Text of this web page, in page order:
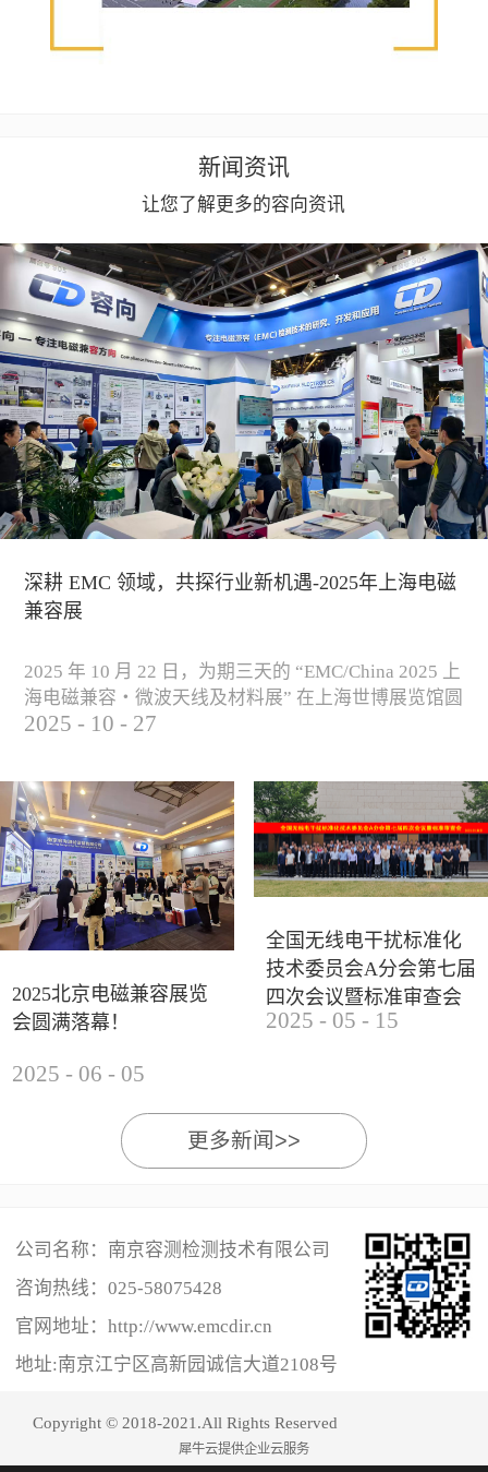
新闻资讯
让您了解更多的容向资讯
深耕 EMC 领域，共探行业新机遇-2025年上海电磁
兼容展
2025 年 10 月 22 日，为期三天的 “EMC/China 2025 上
海电磁兼容・微波天线及材料展” 在上海世博展览馆圆
满落下帷幕。作为电磁兼容领域的行业盛会，本届展
研讨及产品展示等多种形式，深入交流行业见解，踊
跃探索合作空间，为电磁兼容领域的高质量发展汇聚
了新动能。产品展示展会现场，公司展示了...
2025 - 10 - 27
2025北京电磁兼容展览
会圆满落幕！
2025 - 06 - 05
全国无线电干扰标准化
技术委员会A分会第七届
四次会议暨标准审查会
成功举办
2025 - 05 - 15
更多新闻>>
公司名称：南京容测检测技术有限公司
咨询热线： 025-58075428
官网地址：http://www.emcdir.cn
地址:南京江宁区高新园诚信大道2108号
Copyright © 2018-2021.All Rights Reserved
犀牛云提供企业云服务